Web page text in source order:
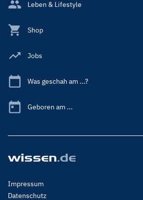
Leben & Lifestyle
Shop
Jobs
Was geschah am ...?
Geboren am ...
Footer
Menu
Impressum
Datenschutz